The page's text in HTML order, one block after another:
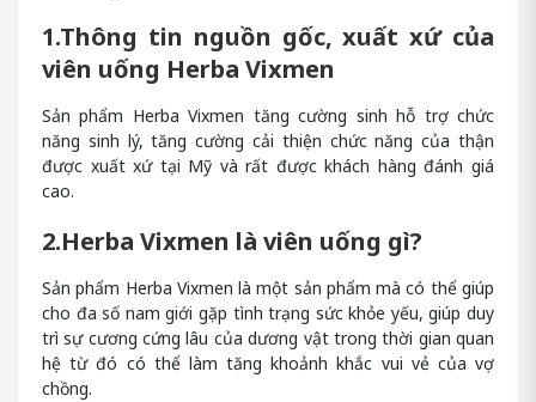
1.Thông tin nguồn gốc, xuất xứ của
viên uống Herba Vixmen
Sản phẩm Herba Vixmen tăng cường sinh hỗ trợ chức
năng sinh lý, tăng cường cải thiện chức năng của thận
được xuất xứ tại Mỹ và rất được khách hàng đánh giá
cao.
2.Herba Vixmen là viên uống gì?
Sản phẩm Herba Vixmen là một sản phẩm mà có thể giúp
cho đa số nam giới gặp tình trạng sức khỏe yếu, giúp duy
trì sự cương cứng lâu của dương vật trong thời gian quan
hệ từ đó có thể làm tăng khoảnh khắc vui vẻ của vợ
chồng.